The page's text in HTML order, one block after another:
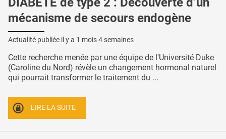
mécanisme de secours endogène
Actualité publiée il y a 1 mois 4 semaines
Cette recherche menée par une équipe de l'Université Duke
(Caroline du Nord) révèle un changement hormonal naturel
qui pourrait transformer le traitement du ...
LIRE LA SUITE